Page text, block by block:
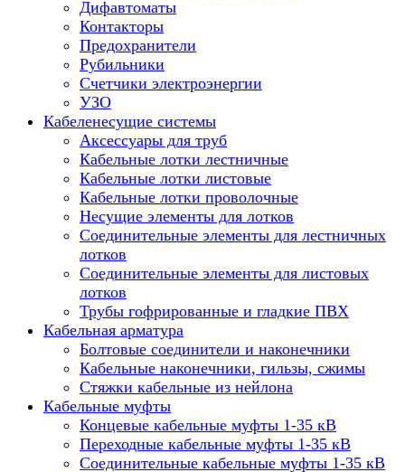
Дифавтоматы
Контакторы
Предохранители
Рубильники
Счетчики электроэнергии
УЗО
Кабеленесущие системы
Аксессуары для труб
Кабельные лотки лестничные
Кабельные лотки листовые
Кабельные лотки проволочные
Несущие элементы для лотков
Соединительные элементы для лестничных
лотков
Соединительные элементы для листовых
лотков
Трубы гофрированные и гладкие ПВХ
Кабельная арматура
Болтовые соединители и наконечники
Кабельные наконечники, гильзы, сжимы
Стяжки кабельные из нейлона
Кабельные муфты
Концевые кабельные муфты 1-35 кВ
Переходные кабельные муфты 1-35 кВ
Соединительные кабельные муфты 1-35 кВ